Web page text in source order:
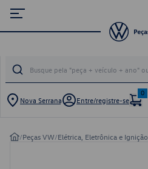
Nova Serrana Entre/registre-se
0
/Peças VW/Elétrica, Eletrônica e Ignição